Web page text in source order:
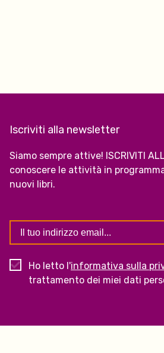
Iscriviti alla newsletter
Siamo sempre attive! ISCRIVITI
conoscere le attività in
nuovi libri.
Ho letto l'informativa sulla
trattamento dei miei dati